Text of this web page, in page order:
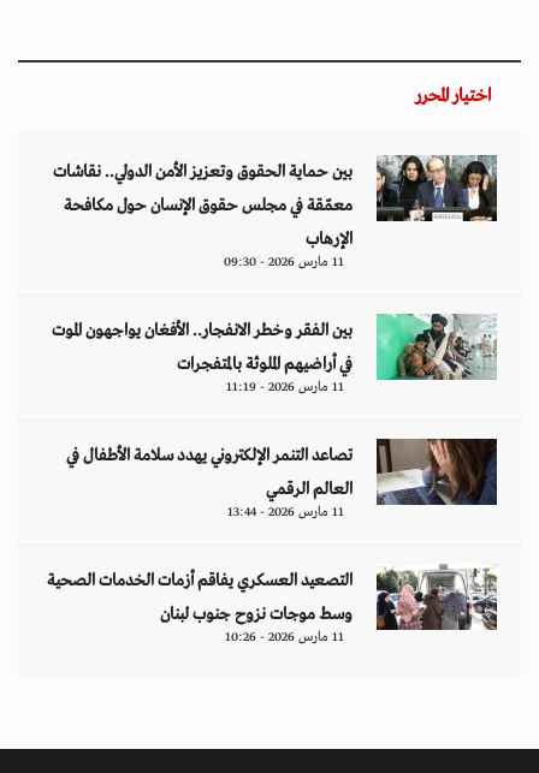
اختيار المحرر
بين حماية الحقوق وتعزيز الأمن الدولي.. نقاشات
معمّقة في مجلس حقوق الإنسان حول مكافحة
الإرهاب
11 مارس 2026 - 09:30
بين الفقر وخطر الانفجار.. الأفغان يواجهون الموت
في أراضيهم الملوثة بالمتفجرات
11 مارس 2026 - 11:19
تصاعد التنمر الإلكتروني يهدد سلامة الأطفال في
العالم الرقمي
11 مارس 2026 - 13:44
التصعيد العسكري يفاقم أزمات الخدمات الصحية
وسط موجات نزوح جنوب لبنان
11 مارس 2026 - 10:26